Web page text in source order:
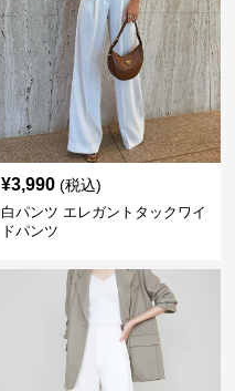
¥3,990 (税込)
白パンツ エレガントタックワイ
ドパンツ